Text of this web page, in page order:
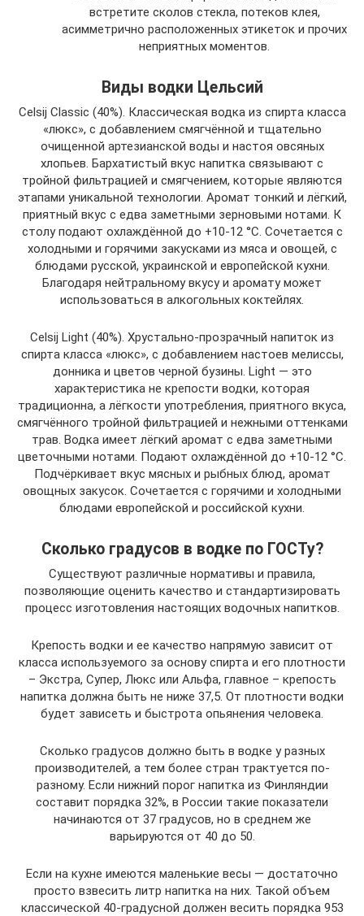
встретите сколов стекла, потеков клея,
асимметрично расположенных этикеток и прочих
неприятных моментов.
Виды водки Цельсий
Celsij Classic (40%). Классическая водка из спирта класса
«люкс», с добавлением смягчённой и тщательно
очищенной артезианской воды и настоя овсяных
хлопьев. Бархатистый вкус напитка связывают с
тройной фильтрацией и смягчением, которые являются
этапами уникальной технологии. Аромат тонкий и лёгкий,
приятный вкус с едва заметными зерновыми нотами. К
столу подают охлаждённой до +10-12 °С. Сочетается с
холодными и горячими закусками из мяса и овощей, с
блюдами русской, украинской и европейской кухни.
Благодаря нейтральному вкусу и аромату может
использоваться в алкогольных коктейлях.
Celsij Light (40%). Хрустально-прозрачный напиток из
спирта класса «люкс», с добавлением настоев мелиссы,
донника и цветов черной бузины. Light — это
характеристика не крепости водки, которая
традиционна, а лёгкости употребления, приятного вкуса,
смягчённого тройной фильтрацией и нежными оттенками
трав. Водка имеет лёгкий аромат с едва заметными
цветочными нотами. Подают охлаждённой до +10-12 °С.
Подчёркивает вкус мясных и рыбных блюд, аромат
овощных закусок. Сочетается с горячими и холодными
блюдами европейской и российской кухни.
Сколько градусов в водке по ГОСТу?
Существуют различные нормативы и правила,
позволяющие оценить качество и стандартизировать
процесс изготовления настоящих водочных напитков.
Крепость водки и ее качество напрямую зависит от
класса используемого за основу спирта и его плотности
– Экстра, Супер, Люкс или Альфа, главное – крепость
напитка должна быть не ниже 37,5. От плотности водки
будет зависеть и быстрота опьянения человека.
Сколько градусов должно быть в водке у разных
производителей, а тем более стран трактуется по-
разному. Если нижний порог напитка из Финляндии
составит порядка 32%, в России такие показатели
начинаются от 37 градусов, но в среднем же
варьируются от 40 до 50.
Если на кухне имеются маленькие весы — достаточно
просто взвесить литр напитка на них. Такой объем
классической 40-градусной должен весить порядка 953